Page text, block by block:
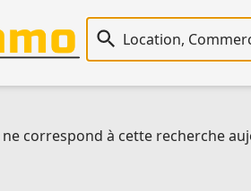
Recherche immobilière
correspond à cette recherche